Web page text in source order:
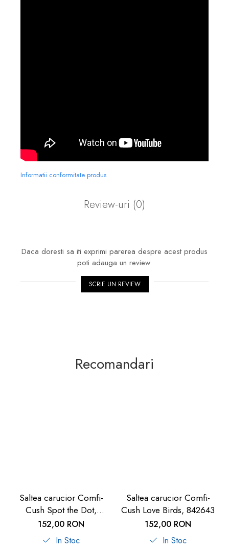
Informatii conformitate produs
Review-uri (0)
Daca doresti sa iti exprimi parerea despre acest produs
poti adauga un review.
SCRIE UN REVIEW
Recomandari
Saltea carucior Comfi-
Cush Spot the Dot,
841127
152,00 RON
In Stoc
Saltea carucior Comfi-
Cush Love Birds, 842643
152,00 RON
In Stoc